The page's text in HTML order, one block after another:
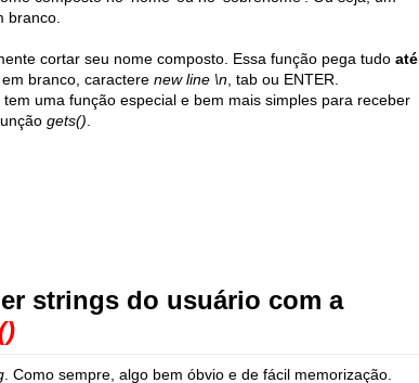
branco.
cortar seu nome composto. Essa função pega tudo até
branco, caractere new line \n , tab ou ENTER.
uma função especial e bem mais simples para receber
gets()
strings do usuário com a
Como sempre, algo bem óbvio e de fácil memorização.